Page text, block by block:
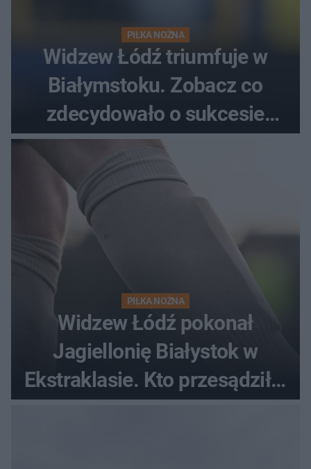
PIŁKA NOŻNA
Widzew Łódź triumfuje w
Białymstoku. Zobacz co
zdecydowało o sukcesie
gości
PIŁKA NOŻNA
Widzew Łódź pokonał
Jagiellonię Białystok w
Ekstraklasie. Kto przesądził o
losach meczu?